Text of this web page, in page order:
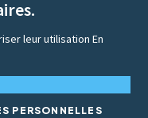
leur utilisationEn
PERSONNELLES